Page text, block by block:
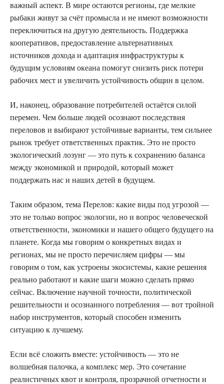
важный аспект. В мире остаются регионы, где мелкие
рыбаки живут за счёт промысла и не имеют возможности
переключиться на другую деятельность. Поддержка
кооперативов, предоставление альтернативных
источников дохода и адаптация инфраструктуры к
будущим условиям океана помогут снизить риск потери
рабочих мест и увеличить устойчивость общин в целом.
И, наконец, образование потребителей остаётся силой
перемен. Чем больше людей осознают последствия
переловов и выбирают устойчивые варианты, тем сильнее
рынок требует ответственных практик. Это не просто
экологический лозунг — это путь к сохранению баланса
между экономикой и природой, который может
поддержать нас и наших детей в будущем.
Таким образом, тема Перелов: какие виды под угрозой —
это не только вопрос экологии, но и вопрос человеческой
ответственности, экономики и нашего общего будущего на
планете. Когда мы говорим о конкретных видах и
регионах, мы не просто перечисляем цифры — мы
говорим о том, как устроены экосистемы, какие решения
реально работают и какие шаги можно сделать прямо
сейчас. Включение научной точности, политической
решительности и осознанного потребления — вот тройной
набор инструментов, который способен изменить
ситуацию к лучшему.
Если всё сложить вместе: устойчивость — это не
волшебная палочка, а комплекс мер. Это сочетание
реалистичных квот и контроля, прозрачной отчетности и